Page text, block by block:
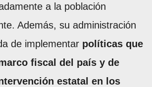
a la población
Además, su administración
de implementar políticas que
fiscal del país y de
estatal en los